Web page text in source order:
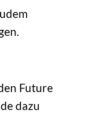
Future
dazu